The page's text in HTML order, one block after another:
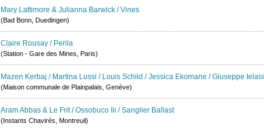
Mary Lattimore & Julianna Barwick / Vines
(Bad Bonn, Duedingen)
Claire Rousay / Perila
(Station - Gare des Mines, Paris)
Mazen Kerbaj / Martina Lussi / Louis Schild / Jessica Ekomane / Giuseppe Ielasi
(Maison communale de Plainpalais, Genève)
Aram Abbas & Le Frit / Ossobuco Iii / Sanglier Ballast
(Instants Chavirés, Montreuil)